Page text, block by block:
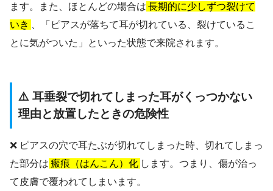
ます。また、ほとんどの場合は 長期的に少しずつ裂けて
いき
、「ピアスが落ちて耳が切れている、裂けているこ
とに気がついた」といった状態で来院されます。
⚠️ 耳垂裂で切れてしまった耳がくっつかない
理由と放置したときの危険性
❌ ピアスの穴で耳たぶが切れてしまった時、切れてしまっ
た部分は 瘢痕（はんこん）化 します。つまり、傷が治っ
て皮膚で覆われてしまいます。